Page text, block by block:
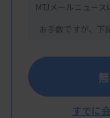
ジーネックス（
レミス型の遺伝
MTJメールニュー
お手数ですが、下
すでに